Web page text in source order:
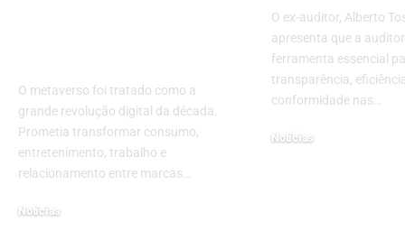
O metaverso foi tratado como a
grande revolução digital da década.
Prometia transformar consumo,
entretenimento, trabalho e
relacionamento entre marcas…
Notícias
O ex-auditor, Alberto
apresenta que a
ferramenta essencial
transparência,
conformidade nas…
Notícias